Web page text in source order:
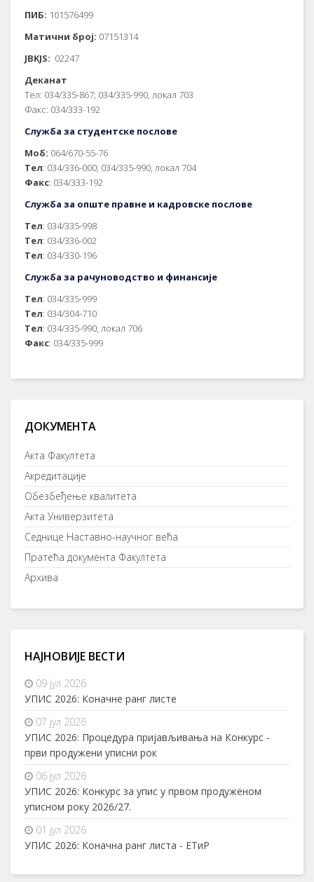
ПИБ: 101576499
Матични број: 07151314
JBKJS: 02247
Деканат
Тел: 034/335-867; 034/335-990, локал 703
Факс: 034/333-192
Служба за студентске послове
Моб: 064/670-55-76
Тел: 034/336-000; 034/335-990, локал 704
Факс: 034/333-192
Служба за опште правне и кадровске послове
Тел: 034/335-998
Тел: 034/336-002
Тел: 034/330-196
Служба за рачуноводство и финансије
Тел: 034/335-999
Тел: 034/304-710
Тел: 034/335-990, локал 706
Факс: 034/335-999
ДОКУМЕНТА
Акта Факултета
Акредитације
Обезбеђење квалитета
Акта Универзитета
Седнице Наставно-научног већа
Пратећа документа Факултета
Архива
НАЈНОВИЈЕ ВЕСТИ
09 јул 2026
УПИС 2026: Коначне ранг листе
07 јул 2026
УПИС 2026: Процедура пријављивања на Конкурс -
први продужени уписни рок
06 јул 2026
УПИС 2026: Конкурс за упис у првом продуженом
уписном року 2026/27.
01 јул 2026
УПИС 2026: Коначна ранг листа - ЕТиР